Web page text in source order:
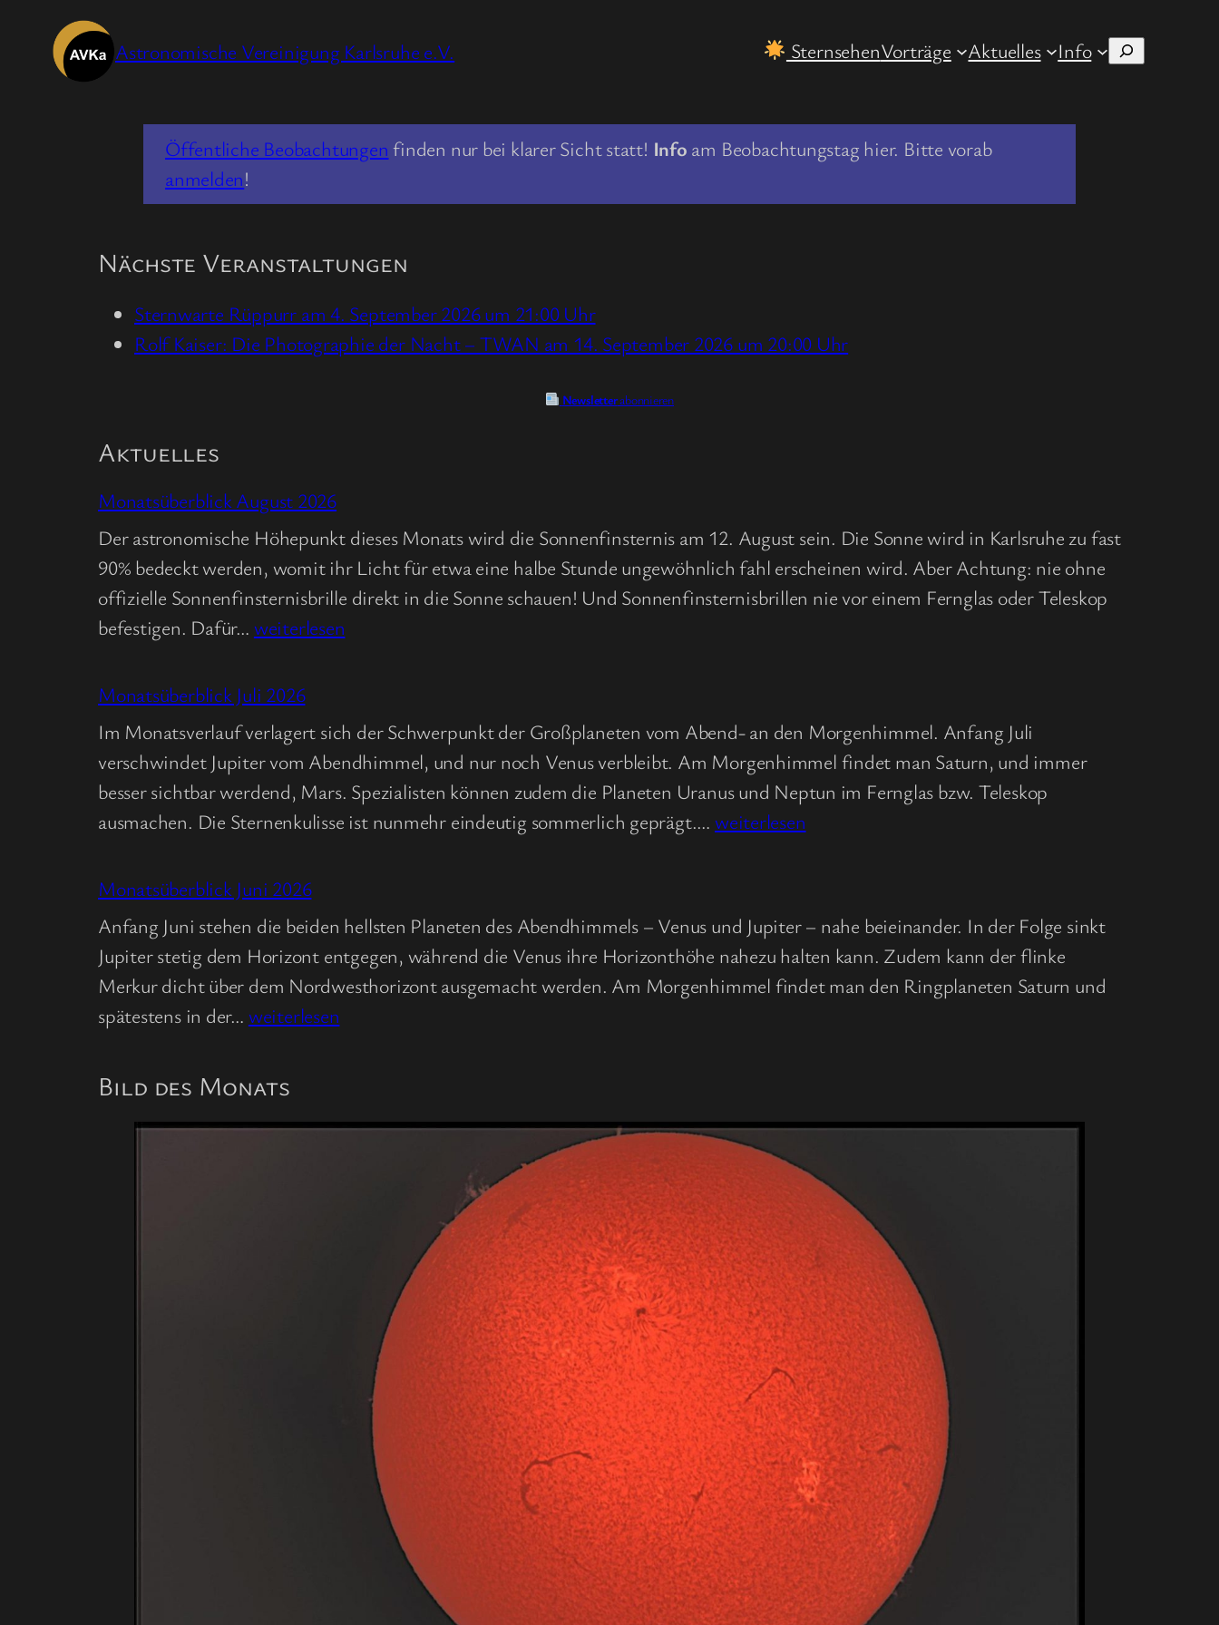
Inhalt
springen
Astronomische Vereinigung Karlsruhe e.V. SternsehenVorträge Aktuelles Info Suchen
Öffentliche Beobachtungen finden nur bei klarer Sicht statt! Info am Beobachtungstag hier. Bitte vorab
anmelden!
Nächste Veranstaltungen
Sternwarte Rüppurr am 4. September 2026 um 21:00 Uhr
Rolf Kaiser: Die Photographie der Nacht – TWAN am 14. September 2026 um 20:00 Uhr
Newsletterabonnieren
Aktuelles
Monatsüberblick August 2026
Der astronomische Höhepunkt dieses Monats wird die Sonnenfinsternis am 12. August sein. Die Sonne wird in Karlsruhe zu fast
90% bedeckt werden, womit ihr Licht für etwa eine halbe Stunde ungewöhnlich fahl erscheinen wird. Aber Achtung: nie ohne
offizielle Sonnenfinsternisbrille direkt in die Sonne schauen! Und Sonnenfinsternisbrillen nie vor einem Fernglas oder Teleskop
befestigen. Dafür… Monatsüberblick
2026
weiterlesen
Monatsüberblick Juli 2026
Im Monatsverlauf verlagert sich der Schwerpunkt der Großplaneten vom Abend- an den Morgenhimmel. Anfang Juli
verschwindet Jupiter vom Abendhimmel, und nur noch Venus verbleibt. Am Morgenhimmel findet man Saturn, und immer
besser sichtbar werdend, Mars. Spezialisten können zudem die Planeten Uranus und Neptun im Fernglas bzw. Teleskop
ausmachen. Die Sternenkulisse ist nunmehr eindeutig sommerlich geprägt.… Monatsüberblick
weiterlesen
Monatsüberblick Juni 2026
Anfang Juni stehen die beiden hellsten Planeten des Abendhimmels – Venus und Jupiter – nahe beieinander. In der Folge sinkt
Jupiter stetig dem Horizont entgegen, während die Venus ihre Horizonthöhe nahezu halten kann. Zudem kann der flinke
Merkur dicht über dem Nordwesthorizont ausgemacht werden. Am Morgenhimmel findet man den Ringplaneten Saturn und
spätestens in der… Monatsüberblick
weiterlesen
Bild des Monats